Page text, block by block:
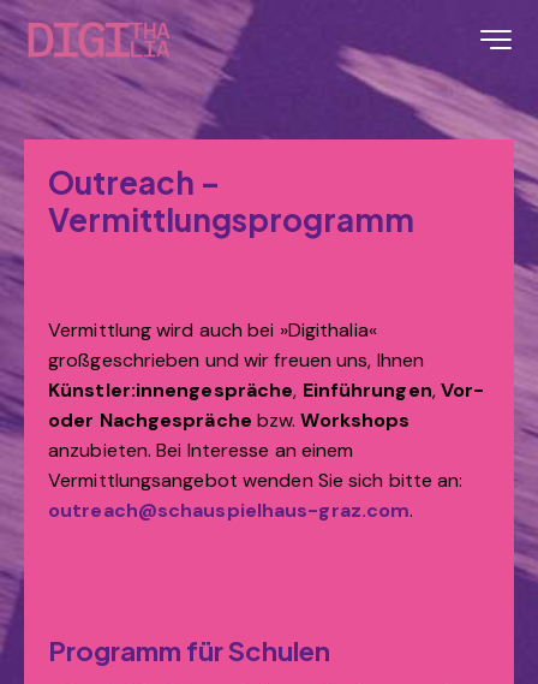
Outreach –
Vermittlungsprogramm
Vermittlung wird auch bei »Digithalia«
großgeschrieben und wir freuen uns, Ihnen
Künstler:innengespräche, Einführungen,Vor-
oder Nachgespräche bzw.Workshops
anzubieten. Bei Interesse an einem
Vermittlungsangebot wenden Sie sich bitte an:
outreach@schauspielhaus-graz.com.
Programm für Schulen